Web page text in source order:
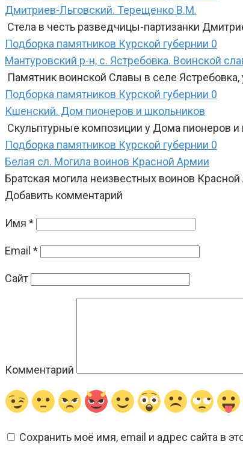
Дмитриев-Льговский. Терещенко В.М.
Стела в честь разведчицы-партизанки
Подборка памятников Курской губернии 0
Мантуровский р-н, с. Ястребовка. Воинской
Памятник воинской Славы в селе
Подборка памятников Курской губернии 0
Кшенский. Дом пионеров и школьников
Скульптурные композиции у Дома пионеров и
Подборка памятников Курской губернии 0
Белая сл. Могила воинов Красной Армии
Братская могила неизвестных воинов
Добавить комментарий
Имя *
Email *
Сайт
Комментарий
Сохранить моё имя, email и адрес сайта в